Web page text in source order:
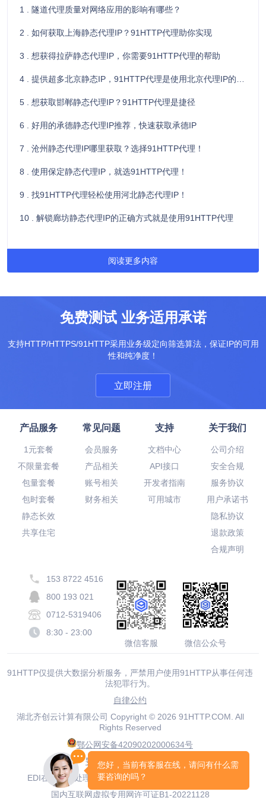
1 . 隧道代理质量对网络应用的影响有哪些？
2 . 如何获取上海静态代理IP？91HTTP代理助你实现
3 . 想获得拉萨静态代理IP，你需要91HTTP代理的帮助
5 . 想获取邯郸静态代理IP？91HTTP代理是捷径
6 . 好用的承德静态代理IP推荐，快速获取承德IP
7 . 沧州静态代理IP哪里获取？选择91HTTP代理！
8 . 使用保定静态代理IP，就选91HTTP代理！
9 . 找91HTTP代理轻松使用河北静态代理IP！
10 . 解锁廊坊静态代理IP的正确方式就是使用91HTTP代理
阅读更多内容
免费测试 业务适用承诺
支持HTTP/HTTPS/91HTTP采用业务级定向筛选算法，保证IP的可用
性和纯净度！
立即注册
产品服务
1元套餐
不限量套餐
包量套餐
包时套餐
静态长效
共享住宅
常见问题
会员服务
产品相关
账号相关
财务相关
支持
文档中心
API接口
开发者指南
可用城市
关于我们
公司介绍
安全合规
服务协议
用户承诺书
隐私协议
退款政策
合规声明
153 8722 4516
800 193 021
0712-5319406
8:30 - 23:00
微信客服
微信公众号
91HTTP仅提供大数据分析服务，严禁用户使用91HTTP从事任何违
法犯罪行为。
自律公约
湖北齐创云计算有限公司 Copyright © 2026 91HTTP.COM. All
Rights Reserved
鄂公网安备42090202000634号
鄂ICP备20001916号-19
EDI在线数据处理与交易处理业务许可证鄂B2-20210063
国内互联网虚拟专用网许可证B1-20221128